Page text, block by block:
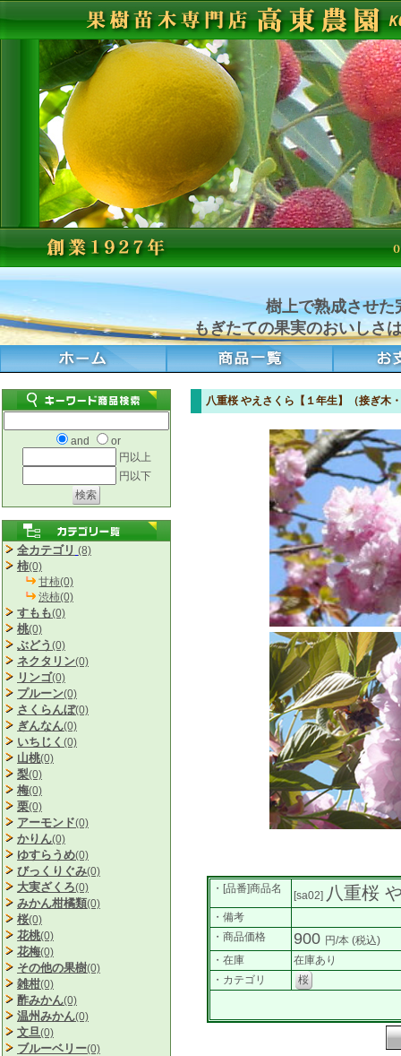
樹上で熟成させた
もぎたての果実のおいしさ
and
or
円以上
円以下
全カテゴリ (8)
柿(0)
甘柿(0)
渋柿(0)
すもも(0)
桃(0)
ぶどう (0)
ネクタリン(0)
リンゴ(0)
プルーン(0)
さくらんぼ(0)
ぎんなん(0)
いちじく (0)
山桃(0)
梨(0)
梅(0)
栗(0)
アーモンド(0)
かりん(0)
ゆすらうめ(0)
びっくりぐみ(0)
大実ざくろ(0)
みかん柑橘類(0)
桜(0)
花桃(0)
花梅(0)
その他の果樹(0)
雑柑(0)
酢みかん(0)
温州みかん(0)
文旦(0)
ブルーベリー(0)
八重桜 やえさくら【１年生】（接ぎ
・[品番]商品名
[sa02] 八重桜
・備考
・商品価格
900 円/本 (税込)
・在庫
在庫あり
・カテゴリ
桜